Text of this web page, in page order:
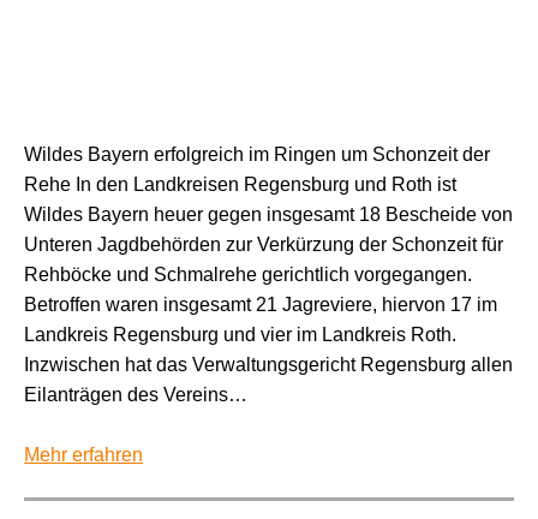
Wildes Bayern erfolgreich im Ringen um Schonzeit der
Rehe In den Landkreisen Regensburg und Roth ist
Wildes Bayern heuer gegen insgesamt 18 Bescheide von
Unteren Jagdbehörden zur Verkürzung der Schonzeit für
Rehböcke und Schmalrehe gerichtlich vorgegangen.
Betroffen waren insgesamt 21 Jagreviere, hiervon 17 im
Landkreis Regensburg und vier im Landkreis Roth.
Inzwischen hat das Verwaltungsgericht Regensburg allen
Eilanträgen des Vereins…
Mehr erfahren